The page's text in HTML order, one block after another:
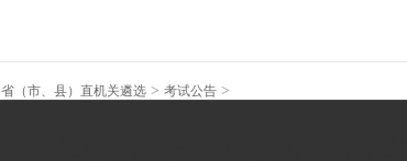
省（市、县）直机关遴选> 考试公告>